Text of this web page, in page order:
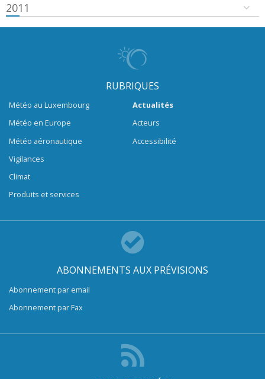
2011
RUBRIQUES
Météo au Luxembourg
Météo en Europe
Météo aéronautique
Vigilances
Climat
Produits et services
Actualités
Acteurs
Accessibilité
ABONNEMENTS AUX PRÉVISIONS
Abonnement par email
Abonnement par Fax